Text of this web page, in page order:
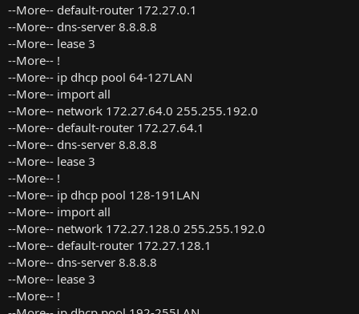
--More-- default-router 172.27.0.1
--More-- dns-server 8.8.8.8
--More-- lease 3
--More-- !
--More-- ip dhcp pool 64-127LAN
--More-- import all
--More-- network 172.27.64.0 255.255.192.0
--More-- default-router 172.27.64.1
--More-- dns-server 8.8.8.8
--More-- lease 3
--More-- !
--More-- ip dhcp pool 128-191LAN
--More-- import all
--More-- network 172.27.128.0 255.255.192.0
--More-- default-router 172.27.128.1
--More-- dns-server 8.8.8.8
--More-- lease 3
--More-- !